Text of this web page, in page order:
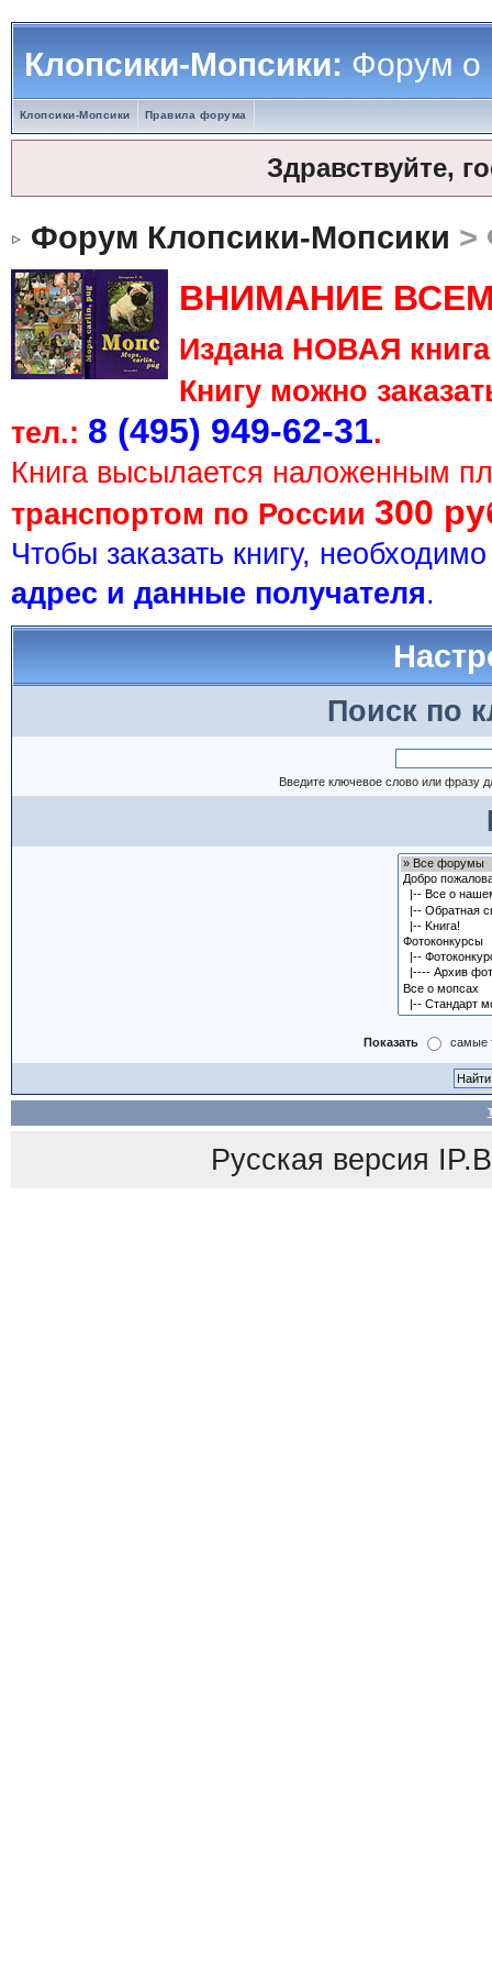
Клопсики-Мопсики:Форум о
Клопсики-Мопсики Правила форума
Здравствуйте,
Форум Клопсики-Мопсики >
ВНИМАНИЕ
Издана НОВАЯ
Книгу можно
тел.: 8 (495) 949-62-31.
Книга высылается наложенным
транспортом по России 300
Чтобы заказать книгу,
адрес и данные получателя.
Поиск по
Введите ключевое слово или фразу
Показать самые
Русская версия